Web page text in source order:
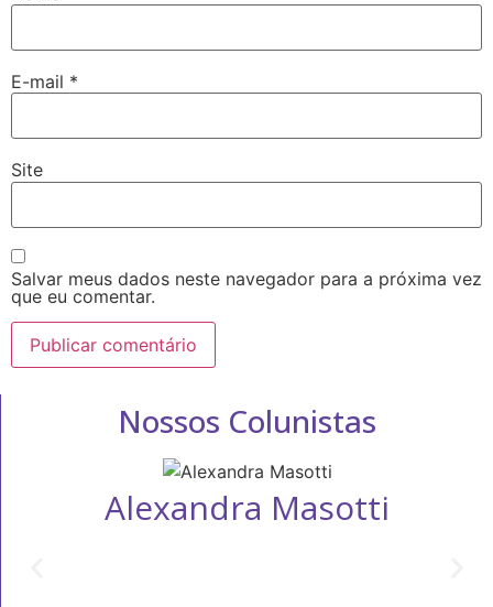
E-mail *
Site
Salvar meus dados neste navegador para a próxima vez
que eu comentar.
Nossos Colunistas
Alexandra Masotti